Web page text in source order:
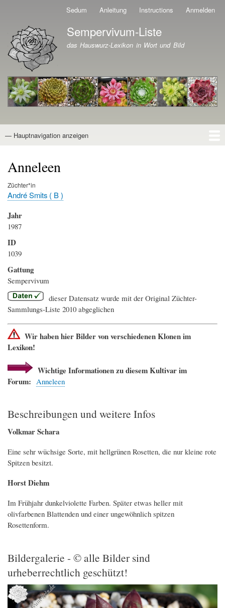
Direkt
zum
Inhalt
Sedum Anleitung Instructions Anmelden
Branding der Website
Sempervivum-Liste
das Hauswurz-Lexikon in Wort und Bild
Hauptnavigation
— Hauptnavigation anzeigen
Anneleen
Züchter*in
André Smits ( B )
Jahr
1987
ID
1039
Gattung
Sempervivum
dieser Datensatz wurde mit der Original Züchter-
Sammlungs-Liste 2010 abgeglichen
Wir haben hier Bilder von verschiedenen Klonen im
Lexikon!
Wichtige Informationen zu diesem Kultivar im
Forum: Anneleen
Beschreibungen und weitere Infos
Volkmar Schara
Eine sehr wüchsige Sorte, mit hellgrünen Rosetten, die nur kleine rote
Spitzen besitzt.
Horst Diehm
Im Frühjahr dunkelviolette Farben. Später etwas heller mit
olivfarbenen Blattenden und einer ungewöhnlich spitzen
Rosettenform.
Bildergalerie - © alle Bilder sind
urheberrechtlich geschützt!